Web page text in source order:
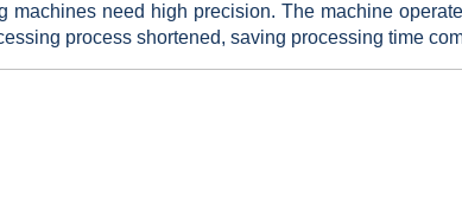
machines need high precision. The machine
process shortened, saving processing time